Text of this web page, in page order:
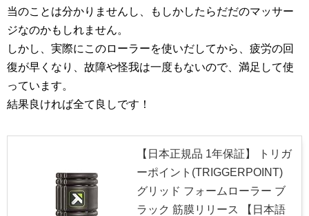
当のことは分かりませんし、もしかしたらだだのマッサー
ジなのかもしれません。
しかし、実際にこのローラーを使いだしてから、疲労の回
復が早くなり、故障や怪我は一度もないので、満足して使
っています。
結果良ければ全て良しです！
【日本正規品 1年保証】 トリガ
ーポイント(TRIGGERPOINT)
グリッド フォームローラー ブ
ラック 筋膜リリース 【日本語